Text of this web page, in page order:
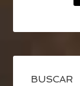
BUSCAR